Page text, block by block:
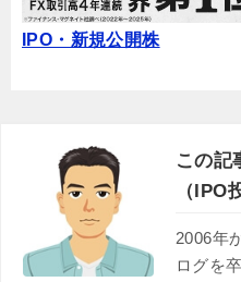
IPO・新規公開株
この記
（IPO
2006年
ログを